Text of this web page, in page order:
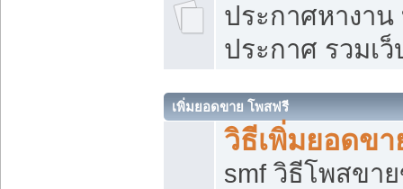
ประกาศหางาน
ประกาศ รวมเ
เพิ่มยอดขาย โพสฟรี
วิธีเพิ่มยอดข
smf วิธีโพสขา